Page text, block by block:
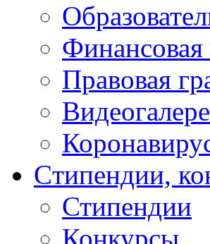
Финансовая
Правовая
Cтипендии,
Стипендии